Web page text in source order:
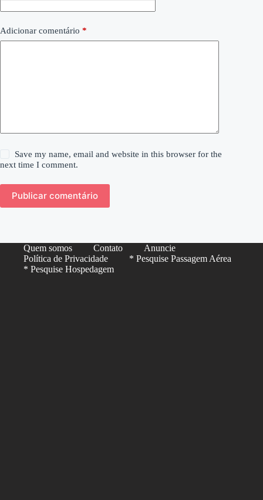
Adicionar comentário *
Save my name, email and website in this browser for the
next time I comment.
Publicar comentário
Quem somos Contato
Anuncie
Política de Privacidade
* Pesquise Passagem Aérea
* Pesquise Hospedagem